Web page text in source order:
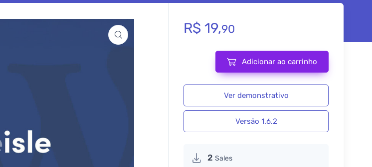
R$ 19,90
Themeisle – Pirate Forms Extended 1.6.2 quantidade
Adicionar ao carrinho
Ver demonstrativo
Versão 1.6.2
2 Sales